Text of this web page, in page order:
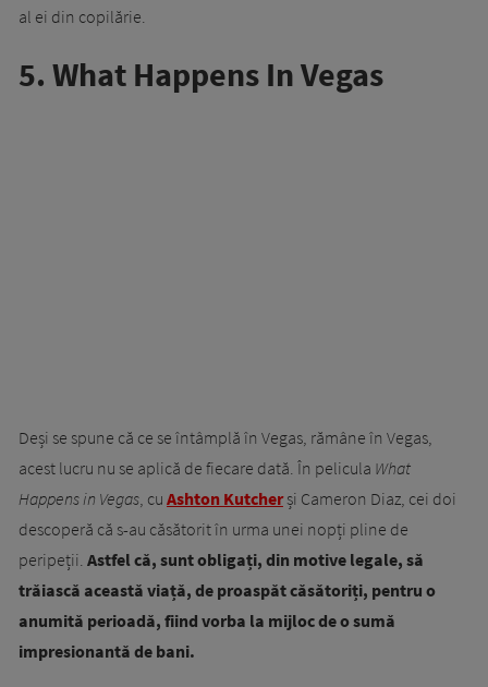
al ei din copilărie.
5. What Happens In Vegas
Deși se spune că ce se întâmplă în Vegas, rămâne în Vegas,
acest lucru nu se aplică de fiecare dată. În pelicula What
Happens in Vegas, cu Ashton Kutcherși Cameron Diaz, cei doi
descoperă că s-au căsătorit în urma unei nopți pline de
peripeții. Astfel că, sunt obligați, din motive legale, să
trăiască această viață, de proaspăt căsătoriți, pentru o
anumită perioadă, fiind vorba la mijloc de o sumă
impresionantă de bani.